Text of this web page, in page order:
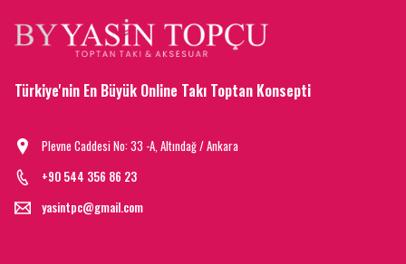
Türkiye'nin En Büyük Online Takı Toptan Konsepti
Plevne Caddesi No: 33 -A, Altındağ / Ankara
+90 544 356 86 23
yasintpc@gmail.com